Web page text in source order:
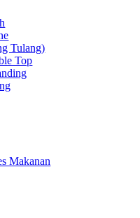
Tulang)
Top
Makanan